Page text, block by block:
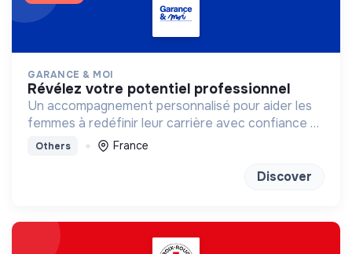
GARANCE & MOI
révélez votre potentiel professionnel
Un accompagnement personnalisé pour aider les
femmes à redéfinir leur carrière avec confiance et
clarté
Others France
Discover